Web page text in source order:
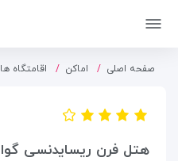
صفحه اصلی اماکن اقامتگاه ها
هتل فرن ریسایدنسی گوا